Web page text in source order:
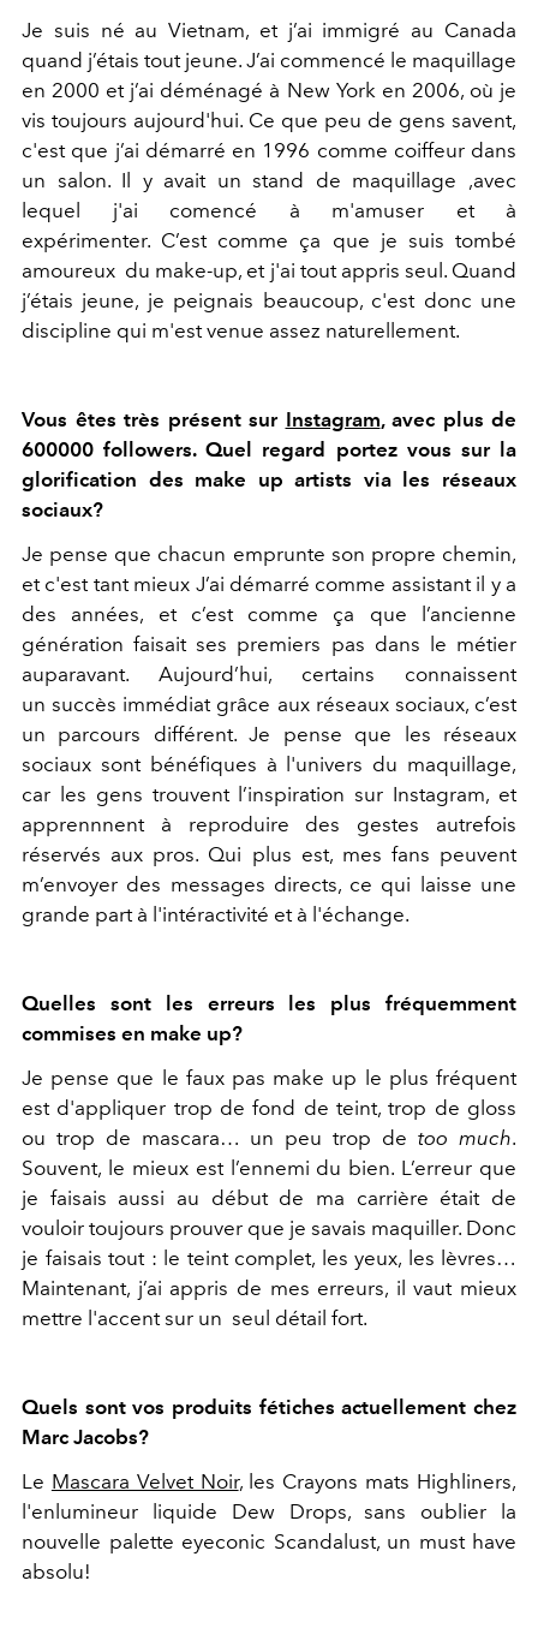
Je suis né au Vietnam, et j’ai immigré au Canada
quand j’étais tout jeune. J’ai commencé le maquillage
en 2000 et j’ai déménagé à New York en 2006, où je
vis toujours aujourd'hui. Ce que peu de gens savent,
c'est que j’ai démarré en 1996 comme coiffeur dans
un salon. Il y avait un stand de maquillage ,avec
lequel j'ai comencé à m'amuser et à
expérimenter. C’est comme ça que je suis tombé
amoureux du make-up, et j'ai tout appris seul. Quand
j’étais jeune, je peignais beaucoup, c'est donc une
discipline qui m'est venue assez naturellement.
Vous êtes très présent sur Instagram, avec plus de
600000 followers. Quel regard portez vous sur la
glorification des make up artists via les réseaux
sociaux?
Je pense que chacun emprunte son propre chemin,
et c'est tant mieux J’ai démarré comme assistant il y a
des années, et c’est comme ça que l’ancienne
génération faisait ses premiers pas dans le métier
auparavant. Aujourd’hui, certains connaissent
un succès immédiat grâce aux réseaux sociaux, c’est
un parcours différent. Je pense que les réseaux
sociaux sont bénéfiques à l'univers du maquillage,
car les gens trouvent l’inspiration sur Instagram, et
apprennnent à reproduire des gestes autrefois
réservés aux pros. Qui plus est, mes fans peuvent
m’envoyer des messages directs, ce qui laisse une
grande part à l'intéractivité et à l'échange.
Quelles sont les erreurs les plus fréquemment
commises en make up?
Je pense que le faux pas make up le plus fréquent
est d'appliquer trop de fond de teint, trop de gloss
ou trop de mascara… un peu trop de too much.
Souvent, le mieux est l’ennemi du bien. L’erreur que
je faisais aussi au début de ma carrière était de
vouloir toujours prouver que je savais maquiller. Donc
je faisais tout : le teint complet, les yeux, les lèvres…
Maintenant, j’ai appris de mes erreurs, il vaut mieux
mettre l'accent sur un seul détail fort.
Quels sont vos produits fétiches actuellement chez
Marc Jacobs?
Le Mascara Velvet Noir, les Crayons mats Highliners,
l'enlumineur liquide Dew Drops, sans oublier la
nouvelle palette eyeconic Scandalust, un must have
absolu!